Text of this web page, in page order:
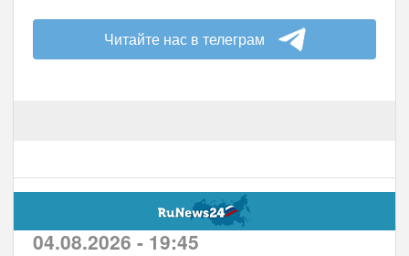
Читайте нас в телеграм
04.08.2026 - 19:45